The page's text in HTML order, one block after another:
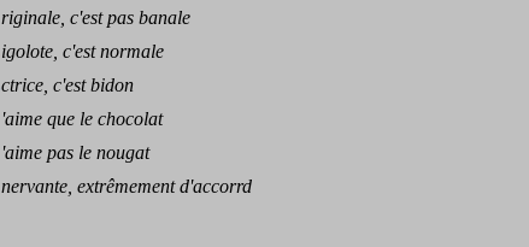
riginale, c'est pas banale
igolote, c'est normale
ctrice, c'est bidon
'aime que le chocolat
'aime pas le nougat
nervante, extrêmement d'accorrd